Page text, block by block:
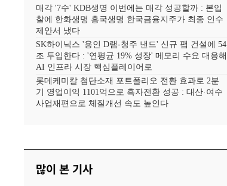
매각 '7수' KDB생명 이번에는 매각 성공할까 : 본입
찰에 한화생명 흥국생명 한국금융지주가 최종 인수
제안서 냈다
SK하이닉스 '용인 D램-청주 낸드' 신규 팹 건설에 54
조 투입한다 : '연평균 19% 성장' 메모리 수요 대응해
AI 인프라 시장 핵심플레이어로
롯데케미칼 첨단소재 포트폴리오 전환 효과로 2분
기 영업이익 1101억으로 흑자전환 성공 : 대산·여수
사업재편으로 체질개선 속도 높인다
많이 본 기사